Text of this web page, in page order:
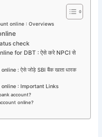
online : Overviews
check
for DBT : ऐसे करे NPCI से
: ऐसे जोड़े SBI बैंक खाता धारक
: Important Links
account?
online?